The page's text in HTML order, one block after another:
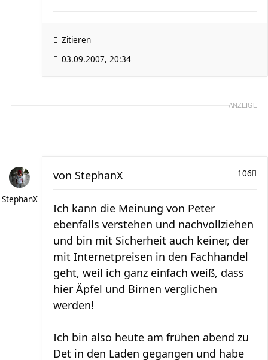
Zitieren
03.09.2007, 20:34
ANZEIGE
StephanX
106
von StephanX
Ich kann die Meinung von Peter
ebenfalls verstehen und nachvollziehen
und bin mit Sicherheit auch keiner, der
mit Internetpreisen in den Fachhandel
geht, weil ich ganz einfach weiß, dass
hier Äpfel und Birnen verglichen
werden!
Ich bin also heute am frühen abend zu
Det in den Laden gegangen und habe